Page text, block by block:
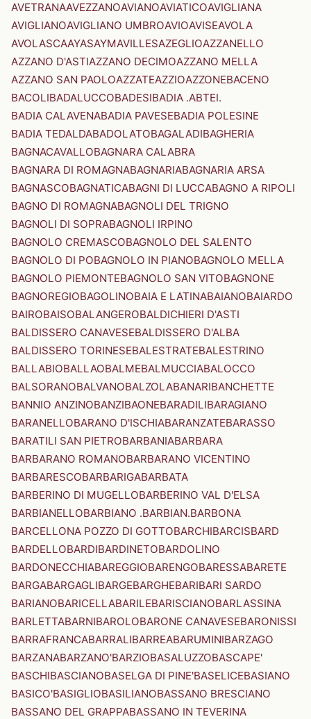
AVETRANAAVEZZANOAVIANOAVIATICOAVIGLIANA
AVIGLIANOAVIGLIANO UMBROAVIOAVISEAVOLA
AVOLASCAAYASAYMAVILLESAZEGLIOAZZANELLO
AZZANO D'ASTIAZZANO DECIMOAZZANO MELLA
AZZANO SAN PAOLOAZZATEAZZIOAZZONEBACENO
BACOLIBADALUCCOBADESIBADIA .ABTEI.
BADIA CALAVENABADIA PAVESEBADIA POLESINE
BADIA TEDALDABADOLATOBAGALADIBAGHERIA
BAGNACAVALLOBAGNARA CALABRA
BAGNARA DI ROMAGNABAGNARIABAGNARIA ARSA
BAGNASCOBAGNATICABAGNI DI LUCCABAGNO A RIPOLI
BAGNO DI ROMAGNABAGNOLI DEL TRIGNO
BAGNOLI DI SOPRABAGNOLI IRPINO
BAGNOLO CREMASCOBAGNOLO DEL SALENTO
BAGNOLO DI POBAGNOLO IN PIANOBAGNOLO MELLA
BAGNOLO PIEMONTEBAGNOLO SAN VITOBAGNONE
BAGNOREGIOBAGOLINOBAIA E LATINABAIANOBAIARDO
BAIROBAISOBALANGEROBALDICHIERI D'ASTI
BALDISSERO CANAVESEBALDISSERO D'ALBA
BALDISSERO TORINESEBALESTRATEBALESTRINO
BALLABIOBALLAOBALMEBALMUCCIABALOCCO
BALSORANOBALVANOBALZOLABANARIBANCHETTE
BANNIO ANZINOBANZIBAONEBARADILIBARAGIANO
BARANELLOBARANO D'ISCHIABARANZATEBARASSO
BARATILI SAN PIETROBARBANIABARBARA
BARBARANO ROMANOBARBARANO VICENTINO
BARBARESCOBARBARIGABARBATA
BARBERINO DI MUGELLOBARBERINO VAL D'ELSA
BARBIANELLOBARBIANO .BARBIAN.BARBONA
BARCELLONA POZZO DI GOTTOBARCHIBARCISBARD
BARDELLOBARDIBARDINETOBARDOLINO
BARDONECCHIABAREGGIOBARENGOBARESSABARETE
BARGABARGAGLIBARGEBARGHEBARIBARI SARDO
BARIANOBARICELLABARILEBARISCIANOBARLASSINA
BARLETTABARNIBAROLOBARONE CANAVESEBARONISSI
BARRAFRANCABARRALIBARREABARUMINIBARZAGO
BARZANABARZANO'BARZIOBASALUZZOBASCAPE'
BASCHIBASCIANOBASELGA DI PINE'BASELICEBASIANO
BASICO'BASIGLIOBASILIANOBASSANO BRESCIANO
BASSANO DEL GRAPPABASSANO IN TEVERINA